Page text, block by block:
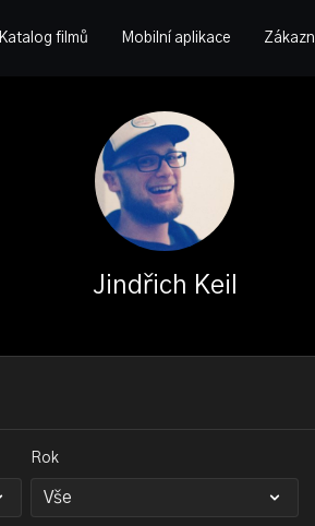
Katalog filmů Mobilní aplikace
Jindřich Keil
Rok